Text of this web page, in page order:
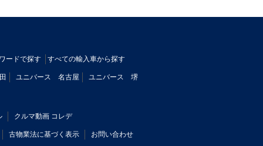
ードで探す すべての輸入車から探す
ユニバース 名古屋 ユニバース 堺
クルマ動画 コレデ
古物業法に基づく表示 お問い合わせ